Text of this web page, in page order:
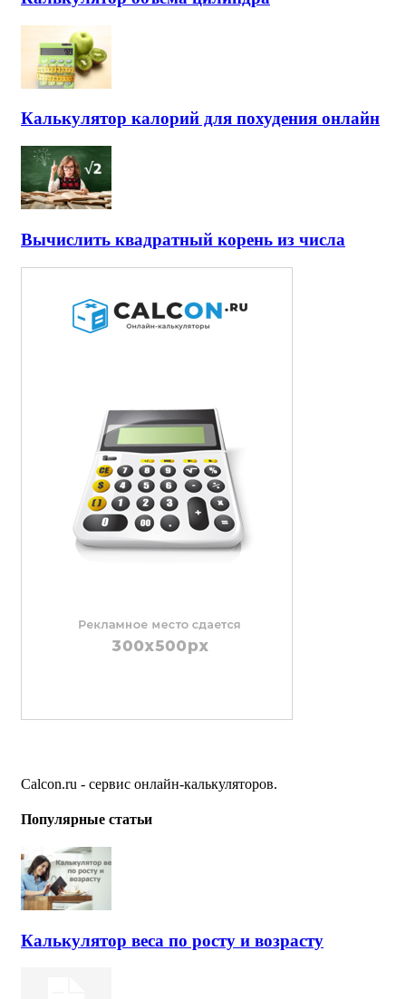
Калькулятор калорий для похудения онлайн
Вычислить квадратный корень из числа
Calcon.ru - сервис онлайн-калькуляторов.
Популярные статьи
Калькулятор веса по росту и возрасту